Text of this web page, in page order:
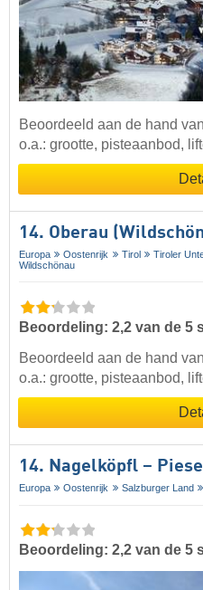
Beoordeeld aan de hand
o.a.: grootte, pisteaanbod,
14. Oberau
Europa Oostenrijk Tirol Tiroler
Wildschönau
Beoordeling: 2,2 van de 5
Beoordeeld aan de hand
o.a.: grootte, pisteaanbod,
14. Nagelköpfl –
Europa Oostenrijk Salzburger Land
Beoordeling: 2,2 van de 5